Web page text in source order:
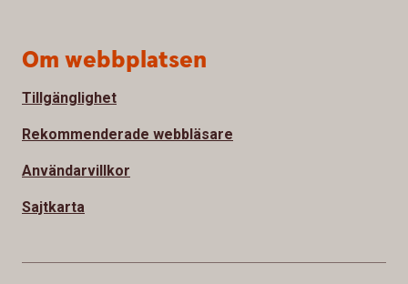
Om webbplatsen
Tillgänglighet
Rekommenderade webbläsare
Användarvillkor
Sajtkarta